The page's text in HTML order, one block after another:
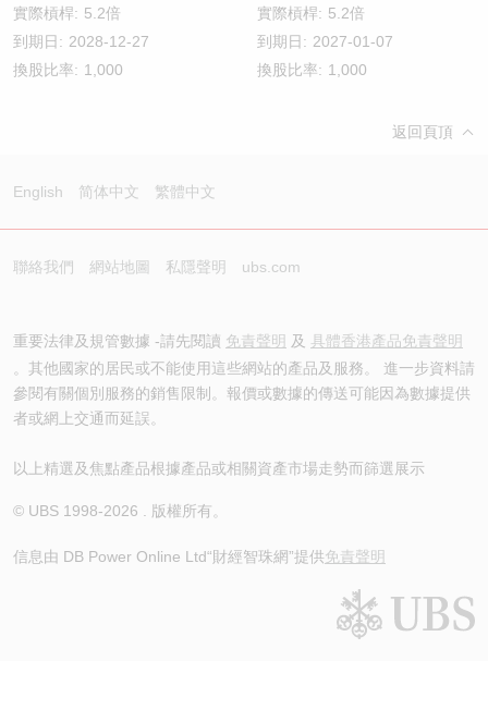
實際槓桿: 5.2倍
到期日: 2028-12-27
換股比率: 1,000
實際槓桿: 5.2倍
到期日: 2027-01-07
換股比率: 1,000
返回頁頂
English 简体中文 繁體中文
聯絡我們 網站地圖 私隱聲明 ubs.com
重要法律及規管數據 -請先閱讀 免責聲明 及 具體香港產品免責聲明
。其他國家的居民或不能使用這些網站的產品及服務。 進一步資料請
參閱有關個別服務的銷售限制。報價或數據的傳送可能因為數據提供
者或網上交通而延誤。
以上精選及焦點產品根據產品或相關資產市場走勢而篩選展示
© UBS 1998-2026 . 版權所有。
信息由 DB Power Online Ltd“財經智珠網”提供免責聲明